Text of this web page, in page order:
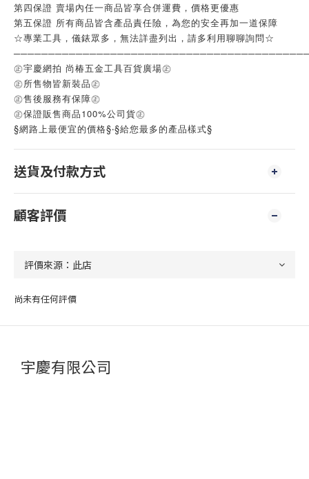
第四保證 賣場內任一商品皆享合併運費，價格更優惠
第五保證 所有商品皆含產品責任險，為您的安全再加一道保障
☆專業工具，儀錶眾多，無法詳盡列出，請多利用聊聊詢問☆
㊣宇慶網拍 尚椿五金工具百貨廣場㊣
㊣所售物皆新裝品㊣
㊣售後服務有保障㊣
㊣保證販售商品100%公司貨㊣
§網路上最便宜的價格§‧§給您最多的產品樣式§
送貨及付款方式
顧客評價
尚未有任何評價
宇慶有限公司